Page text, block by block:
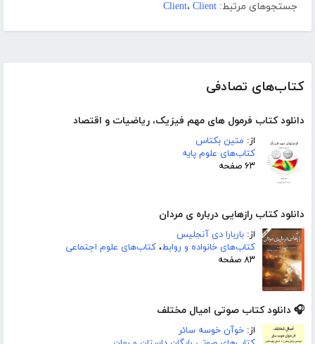
کتاب‌های تصادفی
دانلود کتاب فرمول های مهم فیزیک، ریاضیات و اقتصاد
از: متین بکتاس
کتاب‌های علوم پایه
۶۳ صفحه
دانلود کتاب رازهایی درباره ی مردان
از: باربارا دی آنجلیس
کتاب‌های خانواده و روابط، کتاب‌های علوم اجتماعی
۸۳ صفحه
🎧 دانلود کتاب صوتی امیال مختلف
از: خوآن خوسه سائر
جستجوهای مرتبط: Client، Client